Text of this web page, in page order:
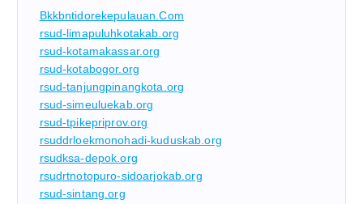
Bkkbntidorekepulauan.com
rsud-limapuluhkotakab.org
rsud-kotamakassar.org
rsud-kotabogor.org
rsud-tanjungpinangkota.org
rsud-simeuluekab.org
rsud-tpikepriprov.org
rsuddrloekmonohadi-kuduskab.org
rsudksa-depok.org
rsudrtnotopuro-sidoarjokab.org
rsud-sintang.org